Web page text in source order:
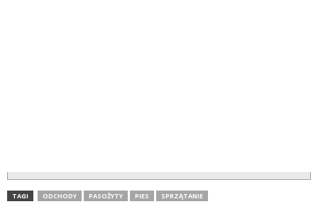
TAGI ODCHODY PASOŻYTY PIES SPRZĄTANIE